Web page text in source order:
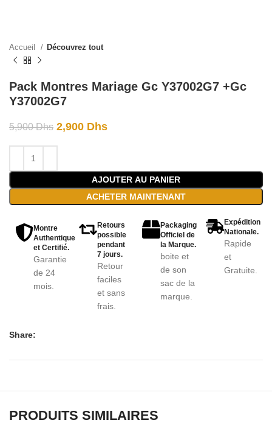
Accueil Découvrez tout
Pack Montres Mariage Gc Y37002G7 +Gc
Y37002G7
5,900Dhs 2,900 Dhs
AJOUTER AU PANIER
ACHETER MAINTENANT
Montre
Authentique
et Certifié.
Garantie
de 24
mois.
Retours
possible
pendant
7 jours.
Retour
faciles
et sans
frais.
Packaging
Officiel de
la Marque.
boite et
de son
sac de la
marque.
Expédition
Nationale.
Rapide
et
Gratuite.
Share:
PRODUITS SIMILAIRES